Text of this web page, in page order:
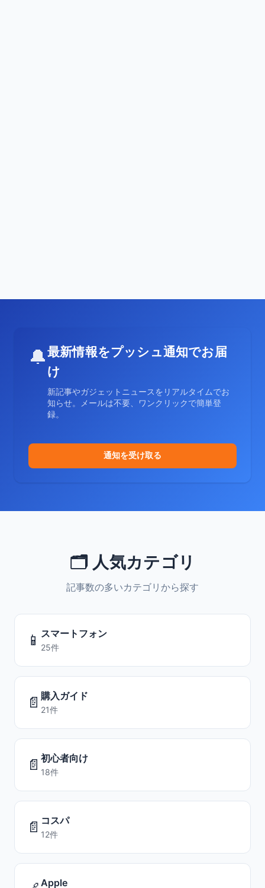
🔔最新情報をプッシュ通知でお届
け
新記事やガジェットニュースをリアルタイムでお
知らせ。メールは不要、ワンクリックで簡単登
録。
通知を受け取る
🗂️ 人気カテゴリ
記事数の多いカテゴリから探す
📱 スマートフォン
25件
📄 購入ガイド
21件
📄 初心者向け
18件
📄 コスパ
12件
Apple